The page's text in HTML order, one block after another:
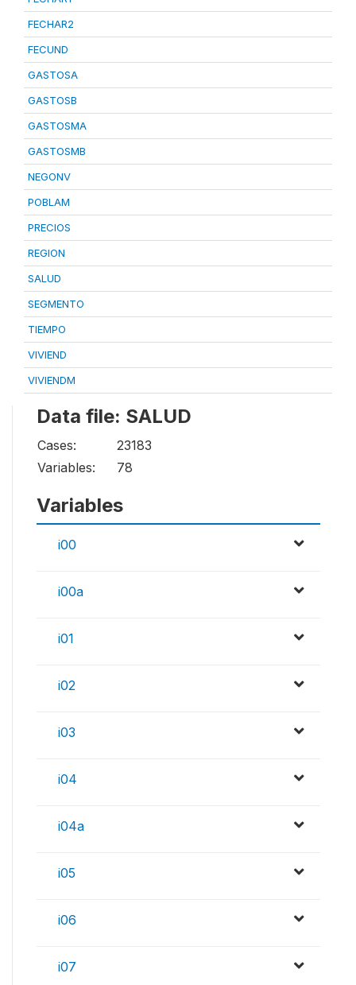
FECHAR2
FECUND
GASTOSA
GASTOSB
GASTOSMA
GASTOSMB
NEGONV
POBLAM
PRECIOS
REGION
SALUD
SEGMENTO
TIEMPO
VIVIEND
VIVIENDM
Data file: SALUD
Cases:
23183
Variables:
78
Variables
i00
i00a
i01
i02
i03
i04
i04a
i05
i06
i07